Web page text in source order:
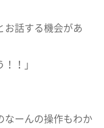
お話する機会があ
！」
ーんの操作もわか